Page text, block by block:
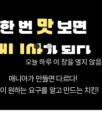
오늘 하루 이 창을 열지 않음
오늘 하루 이 창을 열지 않음
한 번 맛보면
니아가 된다.
매니아가 만들면 다르다!
원하는 요구를 알고 만드는 치킨!